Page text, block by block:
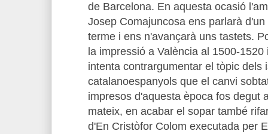
de Barcelona. En aquesta ocasió
Josep Comajuncosa ens parlarà
terme i ens n'avançarà uns tastets.
la impressió a València al 1500-
intenta contrargumentar el tòpic dels
catalanoespanyols que el canvi
impresos d'aquesta època fos degut
mateix, en acabar el sopar també
d'En Cristòfor Colom executada per